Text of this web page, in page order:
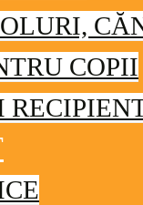
COPII